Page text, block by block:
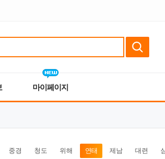
마이페이지
중경 청도 위해 연태 제남 대련